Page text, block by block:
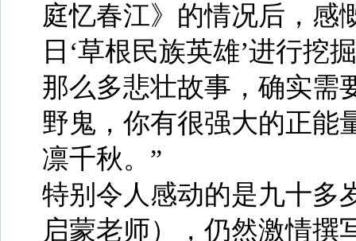
庭忆春江》的情况后，感
日‘草根民族英雄’进行挖
那么多悲壮故事，确实需
野鬼，你有很强大的正能
凛千秋。”
特别令人感动的是九十多
启蒙老师），仍然激情撰